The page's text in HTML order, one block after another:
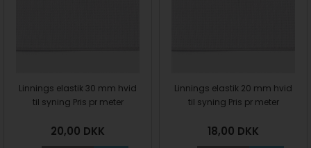
Linnings elastik 30 mm hvid
til syning Pris pr meter
20,00 DKK
Linnings elastik 20 mm hvid
til syning Pris pr meter
18,00 DKK